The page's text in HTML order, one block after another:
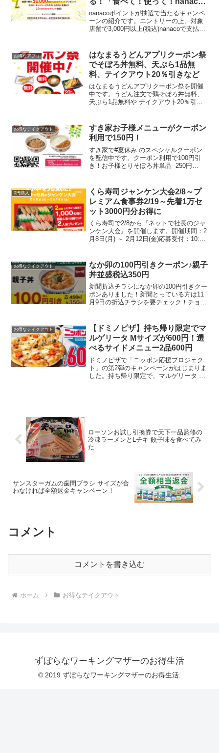
ポイントGetキャンペーン」
nanacoポイントが抽選で当たるキャンペ
ーンの紹介です。エントリーの上、対象
店舗で3,000円以上(税込)nanacoで支払い
ト 100名様2等 10...
お得なアプリ
はなまるうどんアプリクーポン祭
でそぼろ丼無料、天ぷら1品無
料、テイクアウト20％引きなど
はなまるうどんアプリクーポン祭を開催
中です。うどん注文で鶏そぼろ丼無料、
天ぷら1品無料や テイクアウト20％引き
～11月23日（水・祝）①鶏そぼろ丼無料
②天ぷら...
お得なテイクアウト
すき家お子様メニューがクーポン
利用で150円！
すき家で#夏休み のスペシャルクーポン
を配信中です。クーポン利用で100円引
き！お子様とりそぼろ丼単品 250円
レジで画像を提示するだけ1回の会計で...
0円購入
くら寿司ジャンケン大会2/8～プ
レミアム食事券2/19～先着1万セ
ット3000円分お得に
くら寿司で2/8から『ネットで社長のジャ
ンケン大会』を開催します。開催期間：2
月8日(月) ～ 2月12日(金)応募受付：10:00
前）」が当たります。...
お得なテイクアウト
なか卯の100円引きクーポン♪親子
丼並盛税込350円
新聞折込チラシになか卯の100円引きクー
ポンありました！新聞とっている方は11
月9日の折込チラシを要チェック！チョキ
ラシ親子丼100円引きクーポン並盛450円
→350円...
お得なテイクアウト
【ドミノピザ】持ち帰り限定でマ
ルゲリータ​ Mサイズが600円！選
べるサイドメニュー2品600円
ドミノピザで「ニッポン応援プロジェク
ト」の第2弾のキャンペーンがはじまりま
した。持ち帰り限定で、マルゲリータ​ M
ローソンお試し引換券で天下一品監修の
冷凍ラーメンとLチキ 餃子味を食べてみ
た
サンスターガムの歯間ブラシ サイズが合
わなければ全額返金キャンペーン！
コメント
コメントを書き込む
ホーム お得なテイクアウト
ずぼらなワーキングマザーのお得生活
© 2019 ずぼらなワーキングマザーのお得生活.